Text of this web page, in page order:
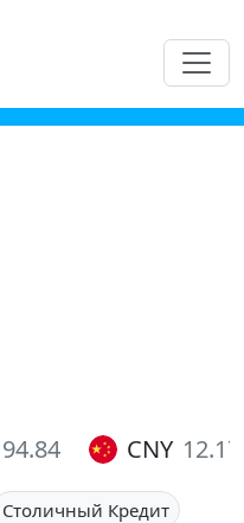
94.84 CNY 12.17
Столичный Кредит